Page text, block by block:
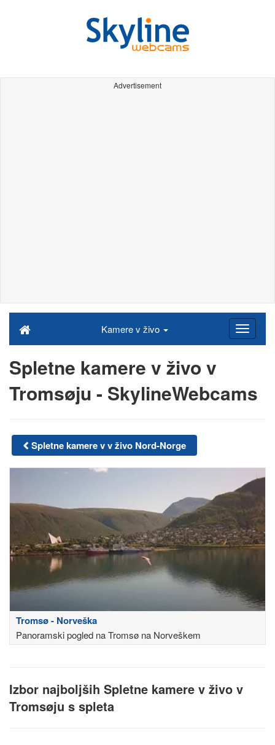
Advertisement
Kamere v živo
Spletne kamere v živo v
Tromsøju - SkylineWebcams
Spletne kamere v v živo Nord-Norge
Tromsø - Norveška
Panoramski pogled na Tromsø na Norveškem
Izbor najboljših Spletne kamere v živo v
Tromsøju s spleta